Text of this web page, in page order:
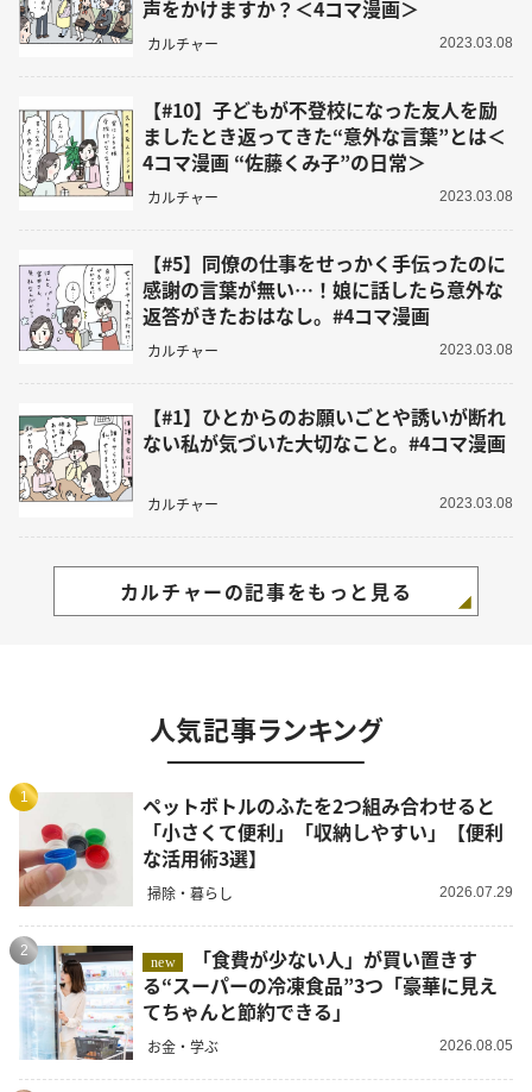
声をかけますか？＜4コマ漫画＞
カルチャー 2023.03.08
【#10】子どもが不登校になった友人を励
ましたとき返ってきた“意外な言葉”とは＜
4コマ漫画 “佐藤くみ子”の日常＞
カルチャー 2023.03.08
【#5】同僚の仕事をせっかく手伝ったのに
感謝の言葉が無い…！娘に話したら意外な
返答がきたおはなし。#4コマ漫画
カルチャー 2023.03.08
【#1】ひとからのお願いごとや誘いが断れ
ない私が気づいた大切なこと。#4コマ漫画
カルチャー 2023.03.08
カルチャーの記事をもっと見る
人気記事ランキング
1
ペットボトルのふたを2つ組み合わせると
「小さくて便利」「収納しやすい」【便利
な活用術3選】
掃除・暮らし 2026.07.29
2
new
る“スーパーの冷凍食品”3つ「豪華に見え
てちゃんと節約できる」
お金・学ぶ 2026.08.05